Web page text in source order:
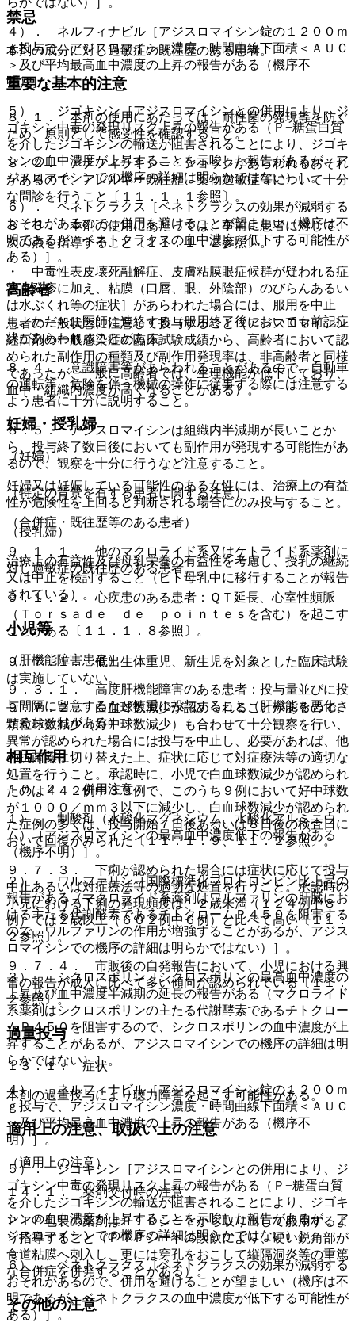
４）． ネルフィナビル［アジスロマイシン錠の１２００ｍ
ｇ投与で、アジスロマイシン濃度・時間曲線下面積＜ＡＵＣ
＞及び平均最高血中濃度の上昇の報告がある（機序不
明）］。
５）． ジゴキシン［アジスロマイシンとの併用により、ジ
ゴキシン中毒の発現リスク上昇の報告がある（Ｐ−糖蛋白質
を介したジゴキシンの輸送が阻害されることにより、ジゴキ
シンの血中濃度が上昇することを示唆した報告があるが、ア
ジスロマイシンでの機序の詳細は明らかではない）］。
６）． ベネトクラクス［ベネトクラクスの効果が減弱する
おそれがあるので、併用を避けることが望ましい（機序は不
明であるが、ベネトクラクスの血中濃度が低下する可能性が
ある）］。
高齢者
患者の一般状態に注意して投与すること（アジスロマイシン
経口剤の一般感染症の臨床試験成績から、高齢者において認
められた副作用の種類及び副作用発現率は、非高齢者と同様
であったが、一般に高齢者では、生理機能が低下しており、
血中・組織内濃度が高くなることがある）。
妊婦・授乳婦
（妊婦）
妊婦又は妊娠している可能性のある女性には、治療上の有益
性が危険性を上回ると判断される場合にのみ投与すること。
（授乳婦）
治療上の有益性及び母乳栄養の有益性を考慮し、授乳の継続
又は中止を検討すること（ヒト母乳中に移行することが報告
されている）。
小児等
９．７．１． 低出生体重児、新生児を対象とした臨床試験
は実施していない。
９．７．２． 白血球数減少が認められることがあるので、
顆粒球数減少（好中球数減少）も合わせて十分観察を行い、
異常が認められた場合には投与を中止し、必要があれば、他
の抗菌薬に切り替えた上、症状に応じて対症療法等の適切な
処置を行うこと。承認時に、小児で白血球数減少が認められ
たのは４４２例中３３例で、このうち９例において好中球数
が１０００／ｍｍ３以下に減少し、白血球数減少が認められ
た症例の多くは、投与開始７日後あるいは８日後の検査日に
おいて回復がみられた〔１１．１．９、１１．２参照〕。
９．７．３． 下痢が認められた場合には症状に応じて投与
中止あるいは対症療法等の適切な処置を行うこと。承認時の
小児における下痢の発現頻度は、２歳未満（１２４例中８
例）では２歳以上（６０２例中６例）と比べて高い〔１１．
２参照〕。
９．７．４． 市販後の自発報告において、小児における興
奮の報告が成人に比べて多い傾向が認められている〔１１．
２参照〕。
過量投与
１３．１． 症状
本剤の過量投与により聴力障害を起こす可能性がある。
適用上の注意、取扱い上の注意
（適用上の注意）
１４．１． 薬剤交付時の注意
ＰＴＰ包装の薬剤はＰＴＰシートから取り出して服用するよ
う指導すること（ＰＴＰシートの誤飲により、硬い鋭角部が
食道粘膜へ刺入し、更には穿孔をおこして縦隔洞炎等の重篤
な合併症を併発することがある）。
その他の注意
禁忌
本剤の成分に対し過敏症の既往歴のある患者。
重要な基本的注意
８．１． 本剤の使用にあたっては、耐性菌の発現等を防ぐ
ため、原則として感受性を確認すること。
８．２． アナフィラキシー・ショックがあらわれるおそれ
があるので、アレルギー既往歴、薬物過敏症等について十分
な問診を行うこと〔１１．１．１参照〕。
８．３． 本剤の使用にあたっては、事前に患者に対して、
次の点を指導すること〔１１．１．２参照〕。
・ 中毒性表皮壊死融解症、皮膚粘膜眼症候群が疑われる症
状［発疹に加え、粘膜（口唇、眼、外陰部）のびらんあるい
は水ぶくれ等の症状］があらわれた場合には、服用を中止
し、ただちに医師に連絡する（服用終了後においても前記症
状があらわれることがある）。
８．４． 意識障害等があらわれることがあるので、自動車
の運転等、危険を伴う機械の操作に従事する際には注意する
よう患者に十分に説明すること。
８．５． アジスロマイシンは組織内半減期が長いことか
ら、投与終了数日後においても副作用が発現する可能性があ
るので、観察を十分に行うなど注意すること。
（特定の背景を有する患者に関する注意）
（合併症・既往歴等のある患者）
９．１．１． 他のマクロライド系又はケトライド系薬剤に
対し過敏症の既往歴のある患者。
９．１．２． 心疾患のある患者：ＱＴ延長、心室性頻脈
（Ｔｏｒｓａｄｅ ｄｅ ｐｏｉｎｔｅｓを含む）を起こす
ことがある〔１１．１．８参照〕。
（肝機能障害患者）
９．３．１． 高度肝機能障害のある患者：投与量並びに投
与間隔に留意するなど慎重に投与すること（肝機能を悪化さ
せるおそれがある）。
相互作用
１０．２． 併用注意：
１）． 制酸剤（水酸化マグネシウム、水酸化アルミニウ
ム）［アジスロマイシンの最高血中濃度低下の報告がある
（機序不明）］。
２）． ワルファリン［国際標準化プロトロンビン比上昇の
報告がある（マクロライド系薬剤はワルファリンの肝臓にお
ける主たる代謝酵素であるチトクロームＰ４５０を阻害する
ので、ワルファリンの作用が増強することがあるが、アジス
ロマイシンでの機序の詳細は明らかではない）］。
３）． シクロスポリン［シクロスポリンの最高血中濃度の
上昇及び血中濃度半減期の延長の報告がある（マクロライド
系薬剤はシクロスポリンの主たる代謝酵素であるチトクロー
ムＰ４５０を阻害するので、シクロスポリンの血中濃度が上
昇することがあるが、アジスロマイシンでの機序の詳細は明
らかではない）］。
４）． ネルフィナビル［アジスロマイシン錠の１２００ｍ
ｇ投与で、アジスロマイシン濃度・時間曲線下面積＜ＡＵＣ
＞及び平均最高血中濃度の上昇の報告がある（機序不
明）］。
５）． ジゴキシン［アジスロマイシンとの併用により、ジ
ゴキシン中毒の発現リスク上昇の報告がある（Ｐ−糖蛋白質
を介したジゴキシンの輸送が阻害されることにより、ジゴキ
シンの血中濃度が上昇することを示唆した報告があるが、ア
ジスロマイシンでの機序の詳細は明らかではない）］。
６）． ベネトクラクス［ベネトクラクスの効果が減弱する
おそれがあるので、併用を避けることが望ましい（機序は不
明であるが、ベネトクラクスの血中濃度が低下する可能性が
ある）］。